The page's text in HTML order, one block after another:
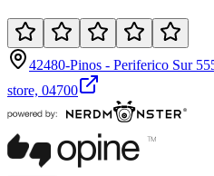
42480-Pinos - Periferico Sur
store, 04700